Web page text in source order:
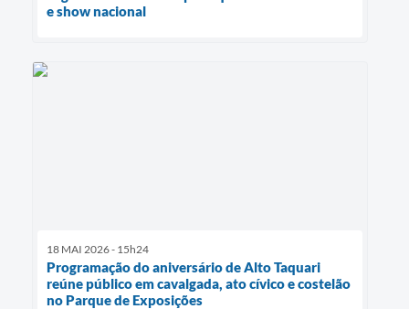
e show nacional
18 MAI 2026 - 15h24
Programação do aniversário de Alto Taquari
reúne público em cavalgada, ato cívico e costelão
no Parque de Exposições